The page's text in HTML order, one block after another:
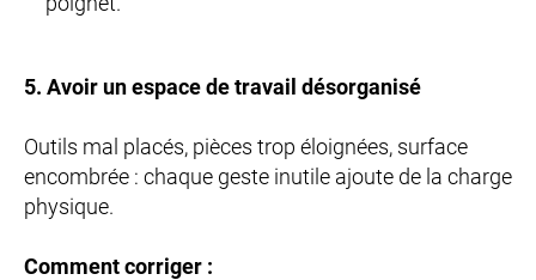
5. Avoir un espace de travail désorganisé
Outils mal placés, pièces trop éloignées, surface
encombrée : chaque geste inutile ajoute de la charge
physique.
Comment corriger :